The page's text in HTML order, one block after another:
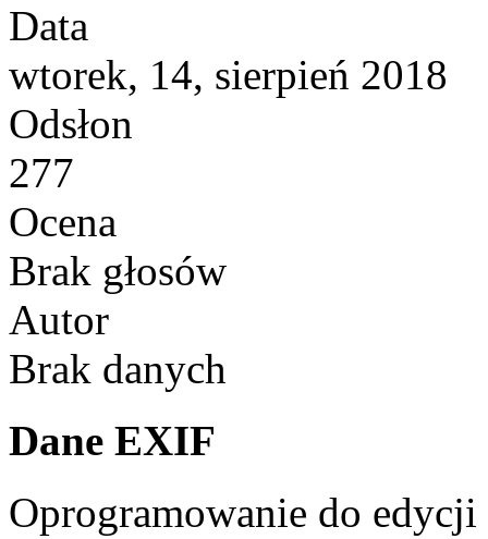
Data
wtorek, 14, sierpień 2018
Odsłon
277
Ocena
Brak głosów
Autor
Brak danych
Dane EXIF
Oprogramowanie do edycji